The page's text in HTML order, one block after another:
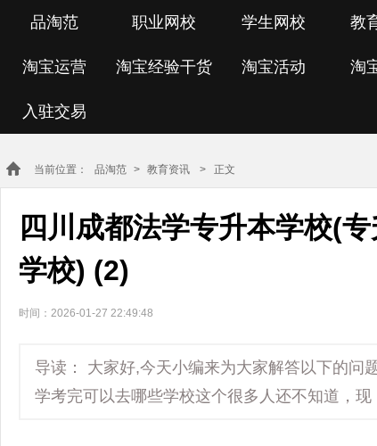
品淘范 职业网校 学生网校 教
淘宝运营 淘宝经验干货 淘宝活动 淘
入驻交易
当前位置： 品淘范 > 教育资讯 > 正文
四川成都法学专升本学校(
学校) (2)
时间：2026-01-27 22:49:48
导读： 大家好,今天小编来为大家解答以下的问
学考完可以去哪些学校这个很多人还不知道，现